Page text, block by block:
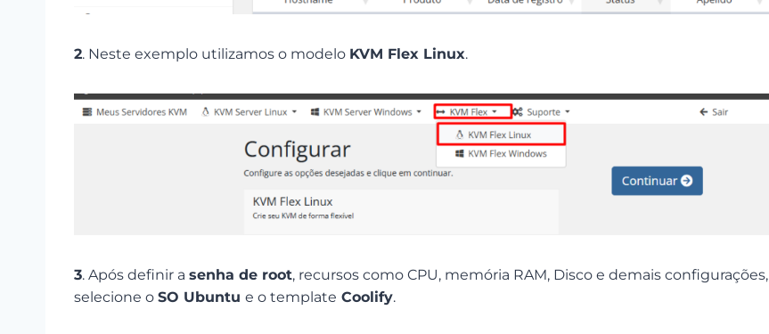
2. Neste exemplo utilizamos o modelo KVM Flex Linux.
3. Após definir a senha de root, recursos como CPU, memória RAM, Disco e demais configurações,
selecione o SO Ubuntu e o template Coolify.